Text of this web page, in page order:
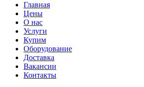
Главная
Цены
О нас
Услуги
Купим
Оборудование
Доставка
Вакансии
Контакты